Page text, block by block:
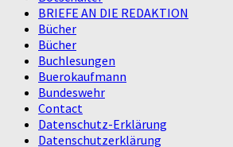
BRIEFE AN DIE REDAKTION
Bücher
Bücher
Buchlesungen
Buerokaufmann
Bundeswehr
Contact
Datenschutz-Erklärung
Datenschutzerklärung